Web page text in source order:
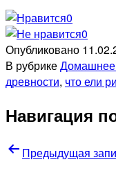
0
0
Опубликовано
В рубрикеДомашнее
древности, что ели
Навигация
Предыдущая